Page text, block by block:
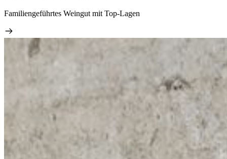
Familiengeführtes Weingut mit Top-Lagen